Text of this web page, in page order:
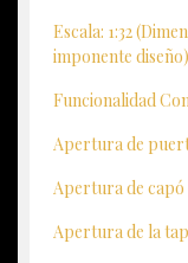
Escala: 1:32
imponente
Funcionalidad
Apertura de
Apertura de
Apertura de la